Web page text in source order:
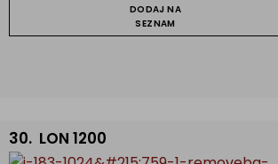
DODAJ NA
SEZNAM
30. LON 1200